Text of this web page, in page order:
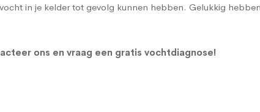
in je kelder tot gevolg kunnen hebben. Gelukkig
ons en vraag een gratis vochtdiagnose!